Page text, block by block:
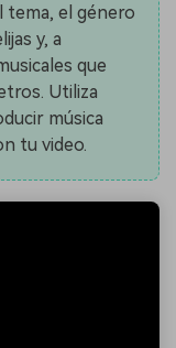
tema, el género
y, a
que
Utiliza
música
tu video.